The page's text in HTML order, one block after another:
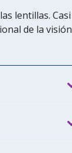
lentillas. Casi
de la visión